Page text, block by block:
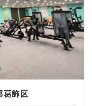
飾区